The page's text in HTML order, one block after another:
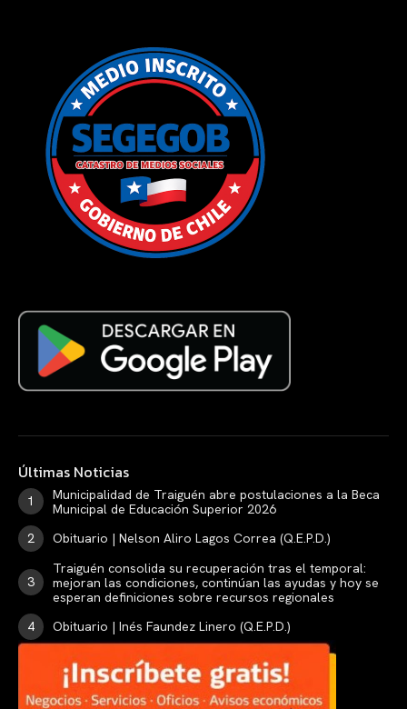
Últimas Noticias
Municipalidad de Traiguén abre postulaciones a la Beca
Municipal de Educación Superior 2026
Obituario | Nelson Aliro Lagos Correa (Q.E.P.D.)
Traiguén consolida su recuperación tras el temporal:
mejoran las condiciones, continúan las ayudas y hoy se
esperan definiciones sobre recursos regionales
Obituario | Inés Faundez Linero (Q.E.P.D.)